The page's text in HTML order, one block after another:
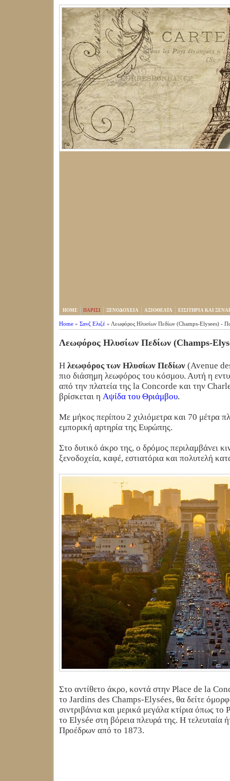
HOME ΠΑΡΙΣΙ ΞΕΝΟΔΟΧΕΙΑ ΑΞΙΟΘΕΑΤΑ ΕΙΣΙΤΗΡΙΑ ΚΑΙ
Home » Σανζ Ελιζέ » Λεωφόρος Ηλυσίων Πεδίων (Champs-Elysees) -
Λεωφόρος Ηλυσίων Πεδίων (Champs-
Η λεωφόρος των Ηλυσίων Πεδίων (Avenue
πιο διάσημη λεωφόρος του κόσμου. Αυτή η
από την πλατεία της la Concorde και την
βρίσκεται η Αψίδα του Θριάμβου.
Με μήκος περίπου 2 χιλιόμετρα και 70 μέτρα
εμπορική αρτηρία της Ευρώπης.
Στο δυτικό άκρο της, ο δρόμος περιλαμβάνει
ξενοδοχεία, καφέ, εστιατόρια και πολυτελή
Στο αντίθετο άκρο, κοντά στην Place de la
το Jardins des Champs-Elysées, θα δείτε
σιντριβάνια και μερικά μεγάλα κτίρια όπως
το Elysée στη βόρεια πλευρά της. Η τελευταία
Προέδρων από το 1873.